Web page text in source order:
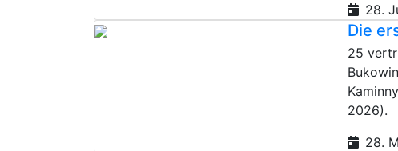
28.
Die
25
2026).
28.